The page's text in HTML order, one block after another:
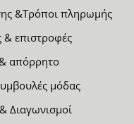
&Τρόποι πληρωμής
& επιστροφές
απόρρητο
μόδας
Διαγωνισμοί